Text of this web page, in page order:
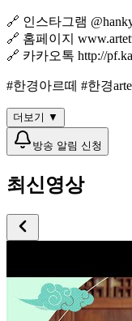
🔗 인스타그램
🔗 홈페이지
🔗 카카오톡 http://
#한경아르떼 #한경
더보기 ▼
방송 알림 신청
최신영상